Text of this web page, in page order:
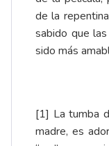
de la
sabido que
sido más
[1] La tumba
madre, es